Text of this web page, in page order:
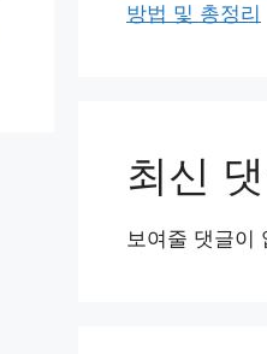
방법 및 총정리
최신
보여줄 댓글이